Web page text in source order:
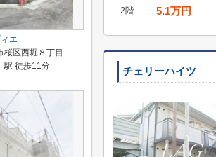
2階
5.1万円
チェリーハイツ
エ
桜区西堀８丁目
駅 徒歩11分